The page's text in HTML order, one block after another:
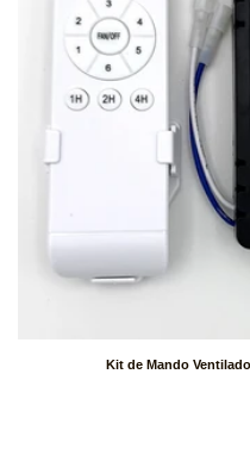
Kit de Mando